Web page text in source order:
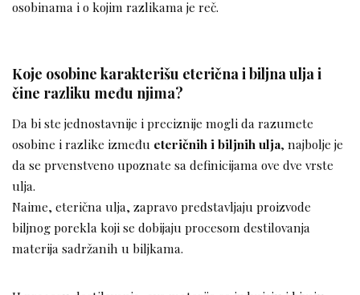
osobinama i o kojim razlikama je reč.
Koje osobine karakterišu eterična i biljna ulja i
čine razliku među njima?
Da bi ste jednostavnije i preciznije mogli da razumete
osobine i razlike između eteričnih i biljnih ulja, najbolje je
da se prvenstveno upoznate sa definicijama ove dve vrste
ulja.
Naime, eterična ulja, zapravo predstavljaju proizvode
biljnog porekla koji se dobijaju procesom destilovanja
materija sadržanih u biljkama.